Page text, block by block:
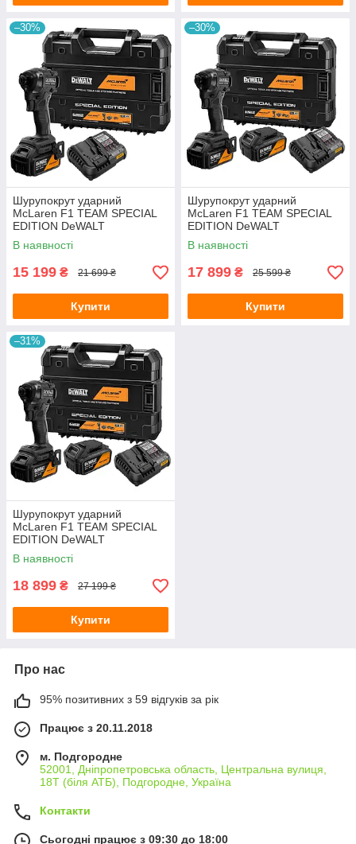
–30%
Шурупокрут ударний
McLaren F1 TEAM SPECIAL
EDITION DeWALT
DCF86MP1T
В наявності
15 199 ₴ 21 699 ₴
Купити
–30%
Шурупокрут ударний
McLaren F1 TEAM SPECIAL
EDITION DeWALT
DCF86MM2T
В наявності
17 899 ₴ 25 599 ₴
Купити
–31%
Шурупокрут ударний
McLaren F1 TEAM SPECIAL
EDITION DeWALT
DCF86MP2T
В наявності
18 899 ₴ 27 199 ₴
Купити
Про нас
95% позитивних з 59 відгуків за рік
Працює з 20.11.2018
м. Подгородне
52001, Дніпропетровська область, Центральна вулиця,
18Т (біля АТБ), Подгородне, Україна
Контакти
Сьогодні працює з 09:30 до 18:00